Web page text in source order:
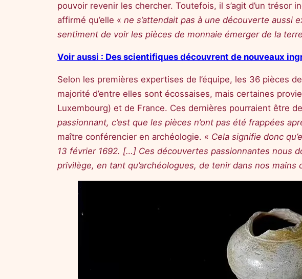
pouvoir revenir les chercher. Toutefois, il s’agit d’un
affirmé qu’elle « ne s’attendait pas à une découverte aussi
sentiment de voir les pièces de monnaie émerger de la
Voir aussi : Des scientifiques découvrent de nouveaux
Selon les premières expertises de l’équipe, les 36 pièces
majorité d’entre elles sont écossaises, mais certaines
Luxembourg) et de France. Ces dernières pourraient être
passionnant, c’est que les pièces n’ont pas été frappées
maître conférencier en archéologie. « Cela signifie donc
13 février 1692. […] Ces découvertes passionnantes nous
privilège, en tant qu’archéologues, de tenir dans nos